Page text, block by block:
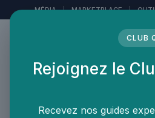
MÉDIA | MARKETPLACE |
LE MÉDIA DES
CLUB
Rejoignez le
Recevez nos guides
Panneau de gestion des cookies